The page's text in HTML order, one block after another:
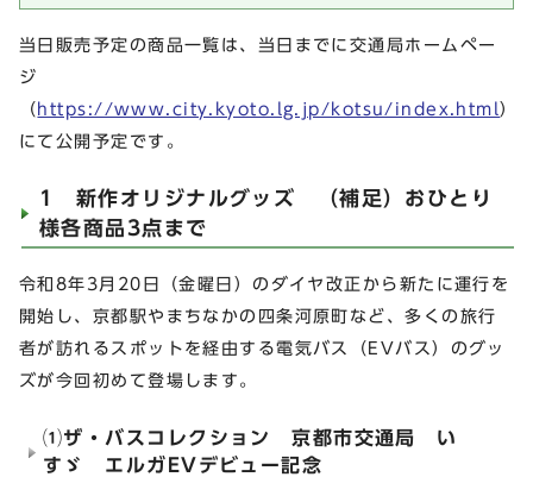
当日販売予定の商品一覧は、当日までに交通局ホームペー
ジ
（ https://www.city.kyoto.lg.jp/kotsu/index.html）
にて公開予定です。
1 新作オリジナルグッズ （補足）おひとり
様各商品3点まで
令和8年3月20日（金曜日）のダイヤ改正から新たに運行を
開始し、京都駅やまちなかの四条河原町など、多くの旅行
者が訪れるスポットを経由する電気バス（EVバス）のグッ
ズが今回初めて登場します。
⑴ザ・バスコレクション 京都市交通局 い
すゞ エルガEVデビュー記念